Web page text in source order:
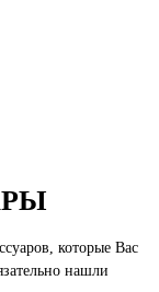
которые Вас
нашли